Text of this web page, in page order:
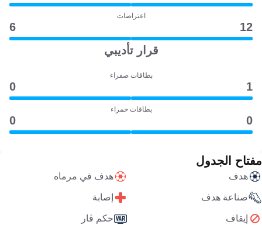
اعتراضات
12
6
قرار تأديبي
بطاقات صفراء
1
0
بطاقات حمراء
0
0
مفتاح الجدول
هدف هدف في مرماه
صناعة هدف إصابة
إيقاف حكم ڤار